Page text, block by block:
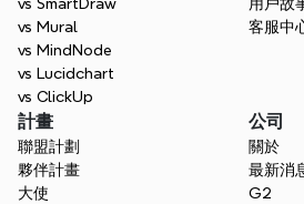
vs SmartDraw
vs Mural
vs MindNode
vs Lucidchart
vs ClickUp
用戶故
客服中
計畫
聯盟計劃
夥伴計畫
大使
公司
關於
最新消
G2